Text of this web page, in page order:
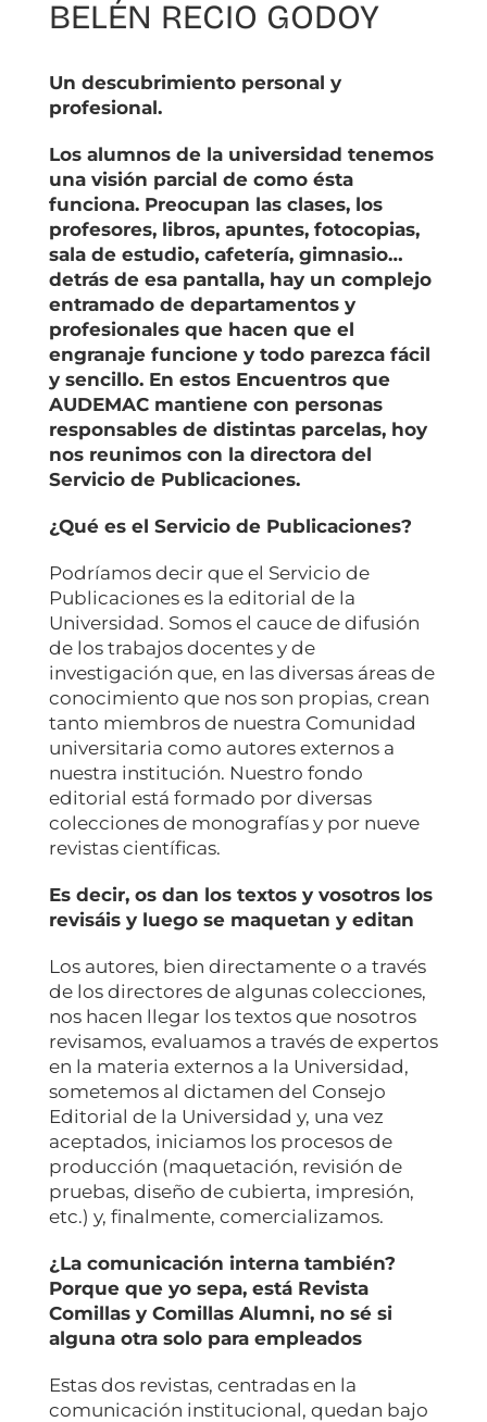
BELÉN RECIO GODOY
Un descubrimiento personal y
profesional.
Los alumnos de la universidad tenemos
una visión parcial de como ésta
funciona. Preocupan las clases, los
profesores, libros, apuntes, fotocopias,
sala de estudio, cafetería, gimnasio…
detrás de esa pantalla, hay un complejo
entramado de departamentos y
profesionales que hacen que el
engranaje funcione y todo parezca fácil
y sencillo. En estos Encuentros que
AUDEMAC mantiene con personas
responsables de distintas parcelas, hoy
nos reunimos con la directora del
Servicio de Publicaciones.
¿Qué es el Servicio de Publicaciones?
Podríamos decir que el Servicio de
Publicaciones es la editorial de la
Universidad. Somos el cauce de difusión
de los trabajos docentes y de
investigación que, en las diversas áreas de
conocimiento que nos son propias, crean
tanto miembros de nuestra Comunidad
universitaria como autores externos a
nuestra institución. Nuestro fondo
editorial está formado por diversas
colecciones de monografías y por nueve
revistas científicas.
Es decir, os dan los textos y vosotros los
revisáis y luego se maquetan y editan
Los autores, bien directamente o a través
de los directores de algunas colecciones,
nos hacen llegar los textos que nosotros
revisamos, evaluamos a través de expertos
en la materia externos a la Universidad,
sometemos al dictamen del Consejo
Editorial de la Universidad y, una vez
aceptados, iniciamos los procesos de
producción (maquetación, revisión de
pruebas, diseño de cubierta, impresión,
etc.) y, finalmente, comercializamos.
¿La comunicación interna también?
Porque que yo sepa, está Revista
Comillas y Comillas Alumni, no sé si
alguna otra solo para empleados
Estas dos revistas, centradas en la
comunicación institucional, quedan bajo